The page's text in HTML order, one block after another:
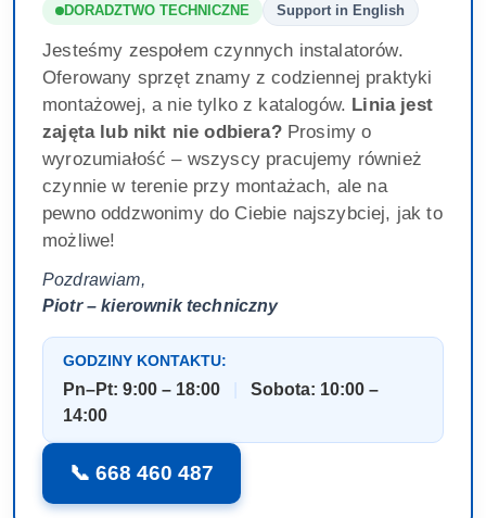
DORADZTWO TECHNICZNE Support in English
Jesteśmy zespołem czynnych instalatorów.
Oferowany sprzęt znamy z codziennej praktyki
montażowej, a nie tylko z katalogów. Linia jest
zajęta lub nikt nie odbiera?Prosimy o
wyrozumiałość – wszyscy pracujemy również
czynnie w terenie przy montażach, ale na
pewno oddzwonimy do Ciebie najszybciej, jak to
możliwe!
Pozdrawiam,
Piotr – kierownik techniczny
GODZINY KONTAKTU:
Pn–Pt: 9:00 – 18:00
Sobota: 10:00 –
14:00
📞 668 460 487